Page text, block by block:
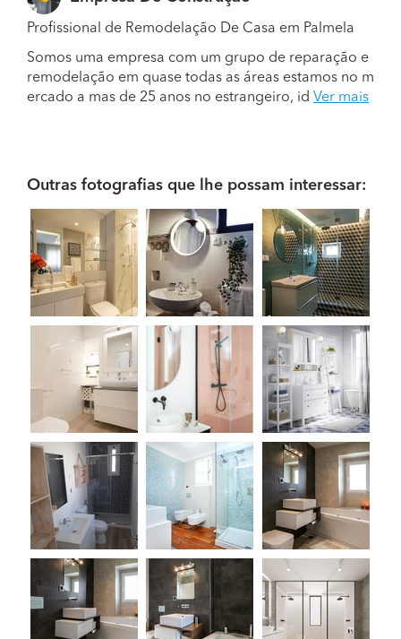
Profissional de Remodelação De Casa em Palmela
Somos uma empresa com um grupo de reparação e
remodelação em quase todas as áreas estamos no m
ercado a mas de 25 anos no estrangeiro, id Ver mais
Outras fotografias que lhe possam interessar: